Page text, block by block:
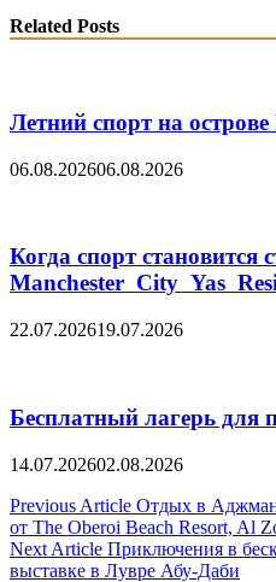
Related Posts
Летний спорт на
06.08.202606.08.2026
Когда спорт становится
Manchester City Yas
22.07.202619.07.2026
Бесплатный лагерь для
14.07.202602.08.2026
Post
navigation
Previous Article Отдых в
от The Oberoi Beach Resort, Al
Next Article Приключения в
выставке в Лувре Абу-Даби